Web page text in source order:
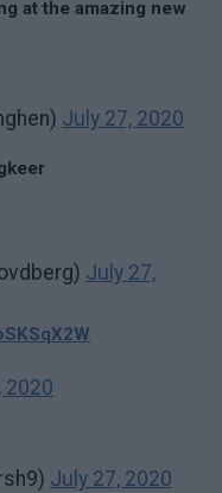
at the amazing new
July 27, 2020
July 27,
2020
July 27, 2020